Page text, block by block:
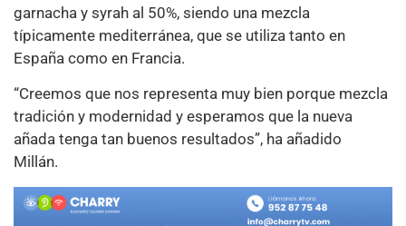
garnacha y syrah al 50%, siendo una mezcla
típicamente mediterránea, que se utiliza tanto en
España como en Francia.
“Creemos que nos representa muy bien porque mezcla
tradición y modernidad y esperamos que la nueva
añada tenga tan buenos resultados”, ha añadido
Millán.